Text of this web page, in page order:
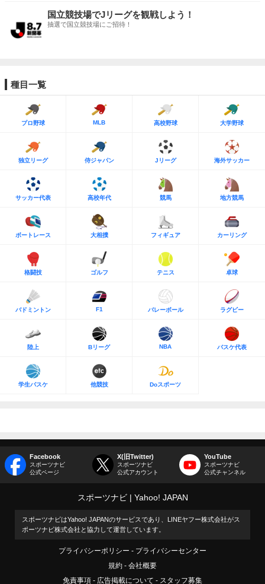
国立競技場でJリーグを観戦しよう！
抽選で国立競技場にご招待！
種目一覧
プロ野球 MLB 高校野球 大学野球
独立リーグ 侍ジャパン Jリーグ 海外サッカー
サッカー代表 高校年代 競馬 地方競馬
ボートレース 大相撲 フィギュア カーリング
格闘技 ゴルフ テニス 卓球
バドミントン F1 バレーボール ラグビー
陸上 Bリーグ NBA バスケ代表
学生バスケ 他競技 Doスポーツ
Facebook
スポーツナビ
公式ページ
X(旧Twitter)
スポーツナビ
公式アカウント
YouTube
スポーツナビ
公式チャンネル
スポーツナビ Yahoo! JAPAN
スポーツナビはYahoo! JAPANのサービスであり、LINEヤフー株式会社がス
ポーツナビ株式会社と協力して運営しています。
プライバシーポリシー
プライバシーセンター
規約
会社概要
免責事項
広告掲載について スタッフ募集